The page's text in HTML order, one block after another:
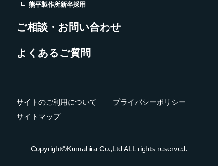
熊平製作所新卒採用
ご相談・お問い合わせ
よくあるご質問
サイトのご利用について
プライバシーポリシー
サイトマップ
Copyright©Kumahira Co.,Ltd ALL rights reserved.